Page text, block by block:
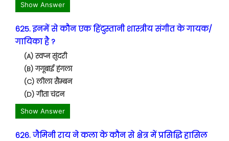
Show Answer
625. इनमें से कौन एक हिंदुस्तानी शास्त्रीय संगीत के गायक/
गायिका है ?
(A) स्वप्न सुंदरी
(B) गगूबाई हंगला
(C) लीला सैम्बन
(D) गीता चंद्रन
Show Answer
626. जैमिनी राय ने कला के कौन से क्षेत्र में प्रसिद्धि हासिल